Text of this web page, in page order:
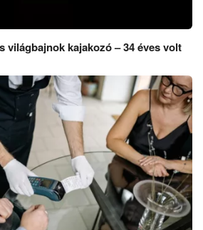
világbajnok kajakozó – 34 éves volt